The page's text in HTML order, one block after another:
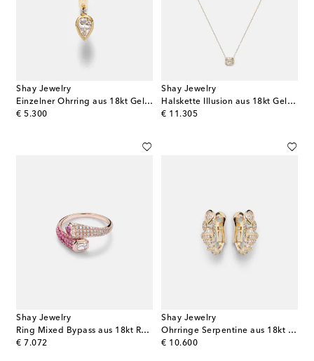
Shay Jewelry
Einzelner Ohrring aus 18kt Gelbgold mit Diamant
€ 5.300
original price
Shay Jewelry
Halskette Illusion aus 18kt Gelbgold mit Diamanten
€ 11.305
original price
Shay Jewelry
Ring Mixed Bypass aus 18kt Roségold mit Diamanten und Saphiren
€ 7.072
original price
Shay Jewelry
Ohrringe Serpentine aus 18kt Gelbgold mit Diamanten und Granat
€ 10.600
original price